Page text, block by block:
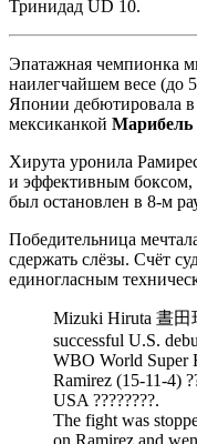
Тринидад UD 10.
Эпатажная чемпионка
наилегчайшем весе (до
Японии дебютировала
мексиканкой Марибель
Хирута уронила
и эффективным боксом,
был остановлен в 8-м
Победительница
сдержать слёзы. Счёт
единогласным
Mizuki Hiruta 晝田
successful U.S.
WBO World Super
Ramirez (15-11-4)
USA ????????.
The fight was
on Ramirez and